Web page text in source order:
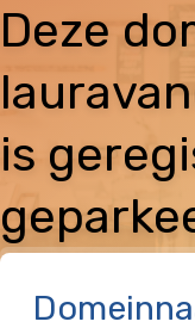
Deze
is